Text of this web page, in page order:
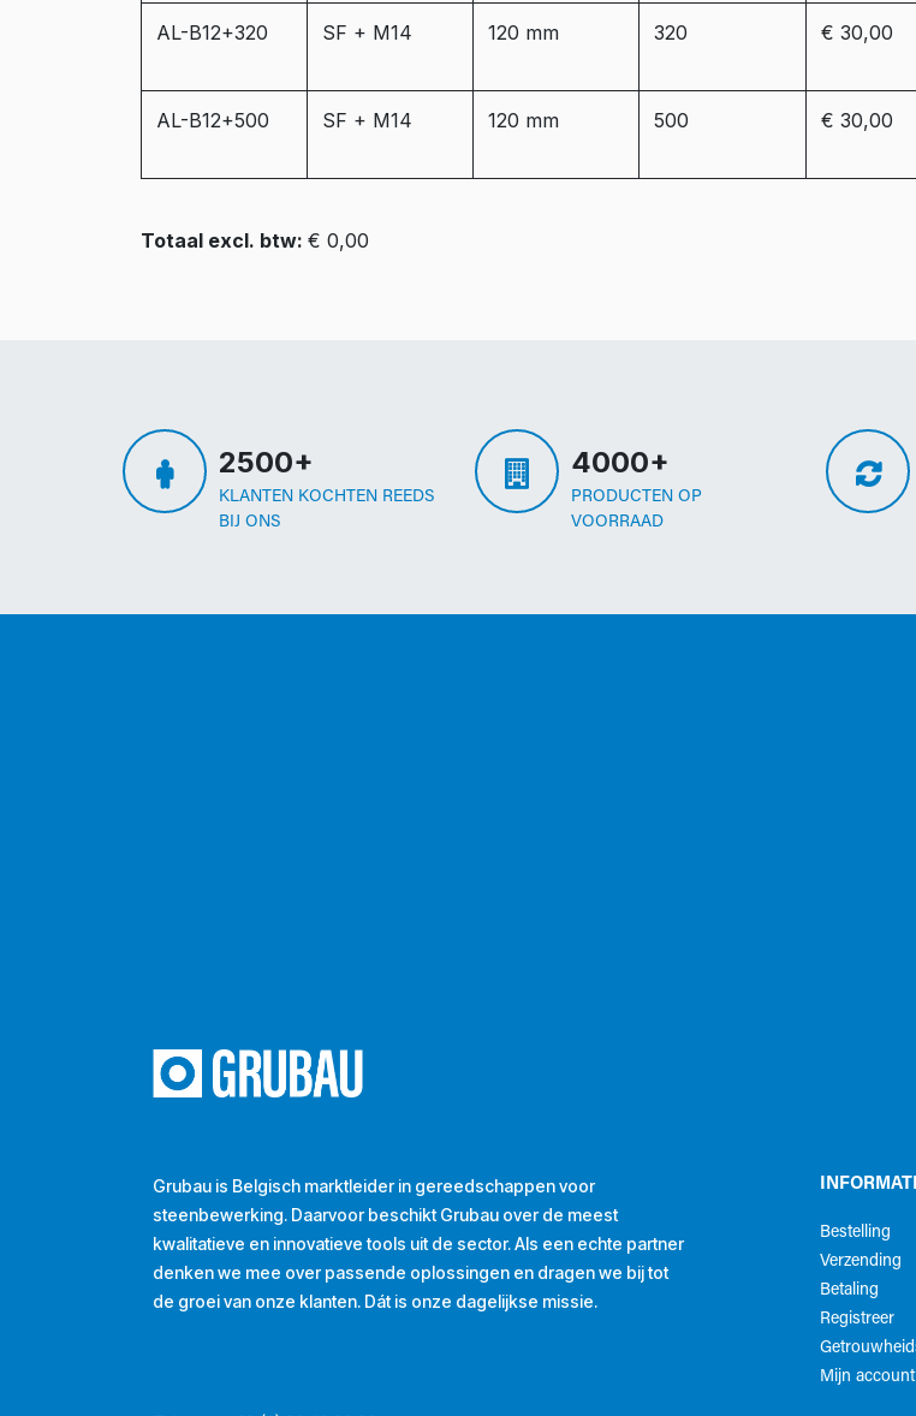
AL-B12+320 SF + M14 120 mm 320 € 30,00
AL-B12+500 SF + M14 120 mm 500 € 30,00
Totaal excl. btw: € 0,00
2500+
KLANTEN KOCHTEN REEDS
BIJ ONS
4000+
PRODUCTEN OP
VOORRAAD
Bestelling
Verzending
Betaling
Registreer
Mijn account
Grubau is Belgisch marktleider in gereedschappen voor
steenbewerking. Daarvoor beschikt Grubau over de meest
kwalitatieve en innovatieve tools uit de sector. Als een echte partner
denken we mee over passende oplossingen en dragen we bij tot
de groei van onze klanten. Dát is onze dagelijkse missie.